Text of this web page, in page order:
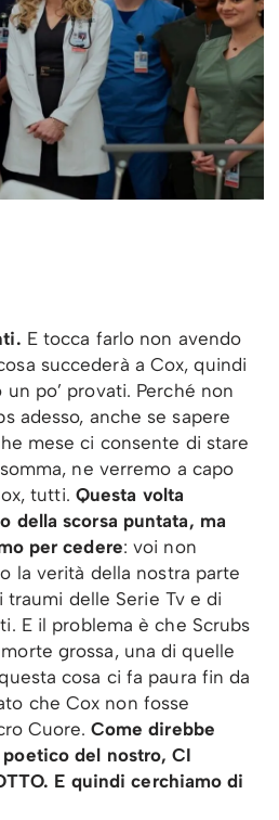
E tocca farlo non avendo
succederà a Cox, quindi
po’ provati. Perché non
adesso, anche se sapere
mese ci consente di stare
ne verremo a capo
tutti. Questa volta
della scorsa puntata, ma
per cedere: voi non
la verità della nostra parte
delle Serie Tv e di
E il problema è che Scrubs
grossa, una di quelle
cosa ci fa paura fin da
che Cox non fosse
Cuore. Come direbbe
del nostro, CI
E quindi cerchiamo di